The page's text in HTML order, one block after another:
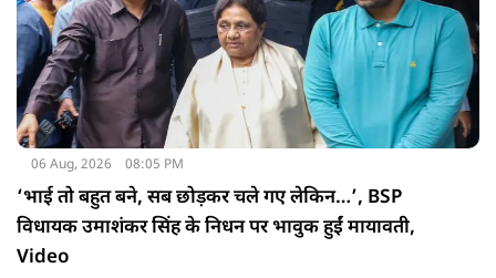
06 Aug, 2026 08:05 PM
‘भाई तो बहुत बने, सब छोड़कर चले गए लेकिन…’, BSP
विधायक उमाशंकर सिंह के निधन पर भावुक हुईं मायावती,
Video